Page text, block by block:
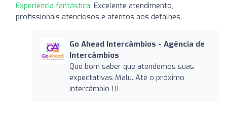
Experiência fantástica: Excelente atendimento,
profissionais atenciosos e atentos aos detalhes.
Go Ahead Intercâmbios - Agência de
Intercâmbios
Que bom saber que atendemos suas
expectativas Malu. Até o próximo
intercâmbio !!!